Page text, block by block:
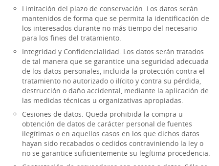
Limitación del plazo de conservación. Los datos serán
mantenidos de forma que se permita la identificación de
los interesados durante no más tiempo del necesario
para los fines del tratamiento.
Integridad y Confidencialidad. Los datos serán tratados
de tal manera que se garantice una seguridad adecuada
de los datos personales, incluida la protección contra el
tratamiento no autorizado o ilícito y contra su pérdida,
destrucción o daño accidental, mediante la aplicación de
las medidas técnicas u organizativas apropiadas.
Cesiones de datos. Queda prohibida la compra u
obtención de datos de carácter personal de fuentes
ilegítimas o en aquellos casos en los que dichos datos
hayan sido recabados o cedidos contraviniendo la ley o
no se garantice suficientemente su legítima procedencia.